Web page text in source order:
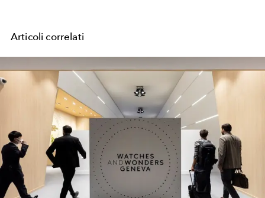
Articoli correlati